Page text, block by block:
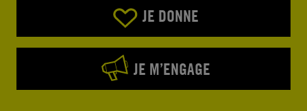
JE DONNE
JE M’ENGAGE